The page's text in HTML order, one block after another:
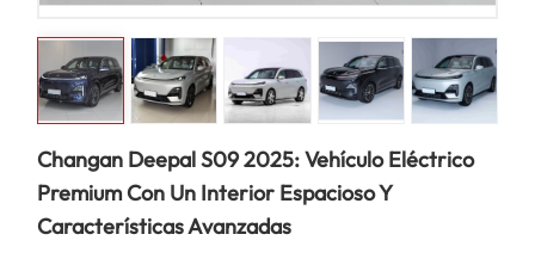
Changan Deepal S09 2025: Vehículo Eléctrico
Premium Con Un Interior Espacioso Y
Características Avanzadas